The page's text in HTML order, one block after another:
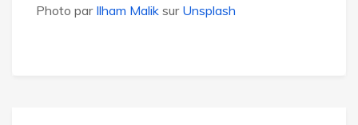
Photo par Ilham Malik sur Unsplash